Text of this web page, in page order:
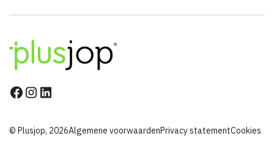
© Plusjop, 2026Algemene voorwaardenPrivacy statementCookies